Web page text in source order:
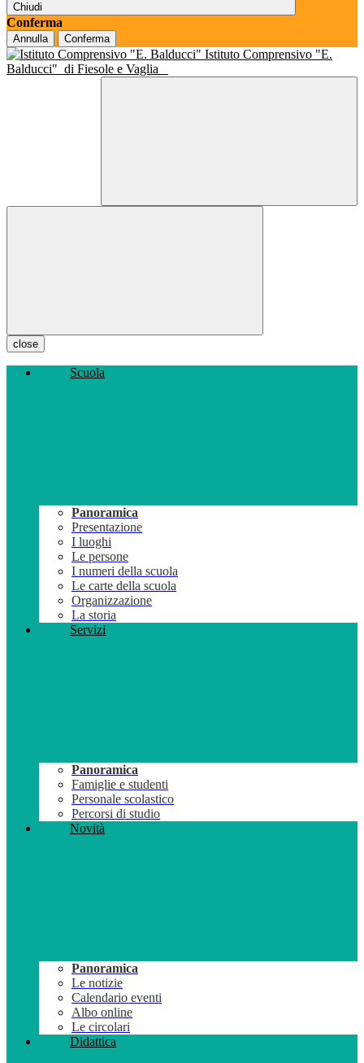
Chiudi
Conferma
Annulla Conferma
Istituto Comprensivo "E.
Balducci" di Fiesole e Vaglia
close
Scuola
Panoramica
Presentazione
I luoghi
Le persone
I numeri della scuola
Le carte della scuola
Organizzazione
La storia
Servizi
Panoramica
Famiglie e studenti
Personale scolastico
Percorsi di studio
Novità
Panoramica
Le notizie
Calendario eventi
Albo online
Le circolari
Didattica